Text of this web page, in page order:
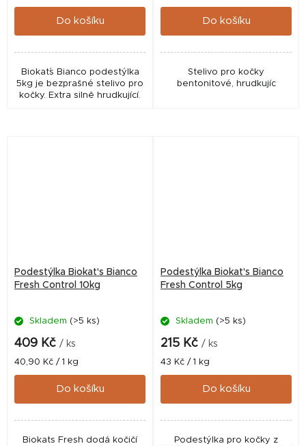
cena:
Do košíku
Biokat´s Bianco podestýlka
5kg je bezprašné stelivo pro
kočky. Extra silně hrudkující.
cena:
Do košíku
Stelivo pro kočky
bentonitové, hrudkujíc
Podestýlka Biokat's Bianco
Fresh Control 10kg
Skladem (>5 ks)
409 Kč / ks
Měrná
cena:
40,90 Kč / 1 kg
Do košíku
Biokats Fresh dodá kočičí
Podestýlka Biokat's Bianco
Fresh Control 5kg
Skladem (>5 ks)
215 Kč / ks
Měrná
cena:
43 Kč / 1 kg
Do košíku
Podestýlka pro kočky z